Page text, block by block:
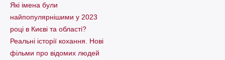
Які імена були
найпопулярнішими у 2023
році в Києві та області?
Реальні історії кохання. Нові
фільми про відомих людей